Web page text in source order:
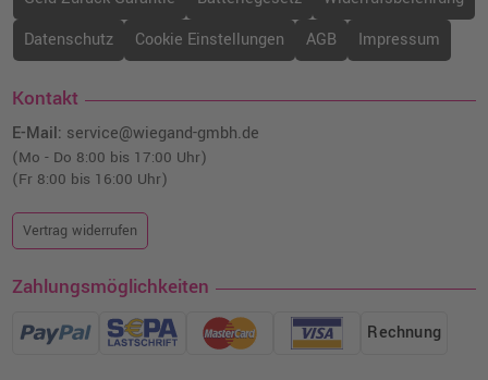
Datenschutz
Cookie Einstellungen AGB Impressum
Kontakt
E-Mail: service@wiegand-gmbh.de
(Mo - Do 8:00 bis 17:00 Uhr)
(Fr 8:00 bis 16:00 Uhr)
Vertrag widerrufen
Zahlungsmöglichkeiten
Rechnung